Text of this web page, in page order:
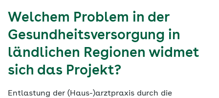
Welchem Problem in der
Gesundheitsversorgung in
ländlichen Regionen widmet
sich das Projekt?
Entlastung der (Haus-)arztpraxis durch die